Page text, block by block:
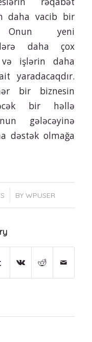
daha vacib bir
Onun yeni
daha çox
işlərin daha
yaradacaqdır.
bir biznesin
bir həllə
gələcəyinə
dəstək olmağa
BYWPUSER